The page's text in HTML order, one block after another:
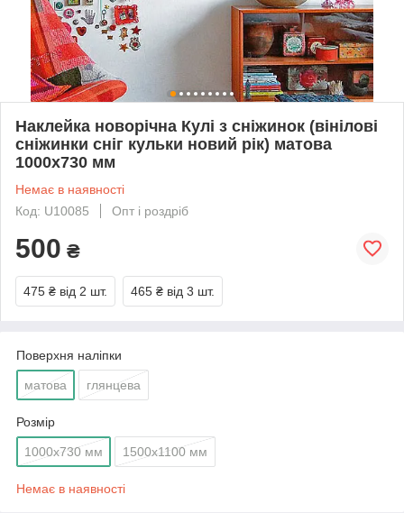
Наклейка новорічна Кулі з сніжинок (вінілові
сніжинки сніг кульки новий рік) матова
1000х730 мм
Немає в наявності
Код: U10085
Опт і роздріб
500 ₴
475 ₴ від 2 шт. 465 ₴ від 3 шт.
Поверхня наліпки
матова глянцева
Розмір
1000х730 мм 1500х1100 мм
Немає в наявності